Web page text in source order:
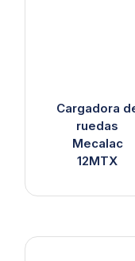
Cargadora
ruedas
Mecalac
12MTX